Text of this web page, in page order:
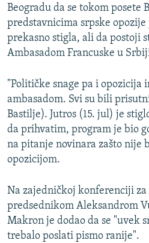
Beogradu da se tokom posete
predstavnicima srpske
prekasno stigla, ali da postoji
Ambasadom Francuske u
"Političke snage pa i opozicija
ambasadom. Svi su bili
Bastilje). Jutros (15. jul) je
da prihvatim, program je bio
na pitanje novinara zašto nije
opozicijom.
Na zajedničkoj konferenciji za
predsednikom Aleksandrom
Makron je dodao da se "uvek
trebalo poslati pismo ranije".